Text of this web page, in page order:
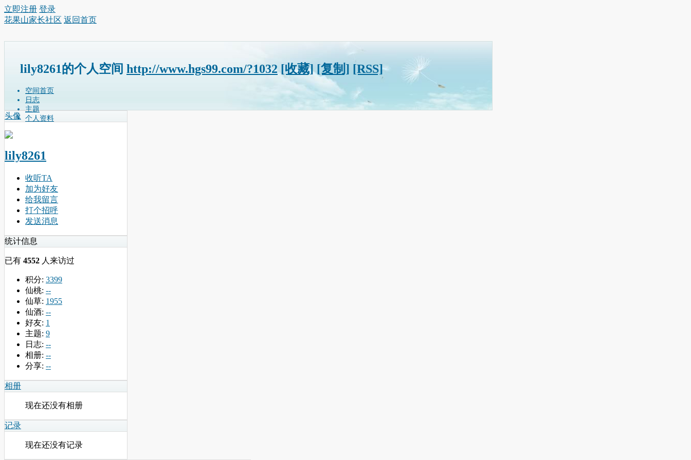
立即注册 登录
花果山家长社区 返回首页
lily8261的个人空间 http://www.hgs99.com/?1032 [收藏] [复制] [RSS]
空间首页
日志
主题
个人资料
头像
lily8261
收听TA
加为好友
给我留言
打个招呼
发送消息
统计信息
已有 4552 人来访过
积分: 3399
仙桃: --
仙草: 1955
仙酒: --
好友: 1
主题: 9
日志: --
相册: --
分享: --
相册
现在还没有相册
记录
现在还没有记录